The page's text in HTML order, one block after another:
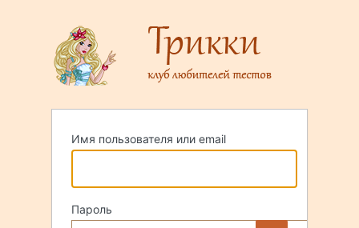
Имя пользователя или email
Пароль